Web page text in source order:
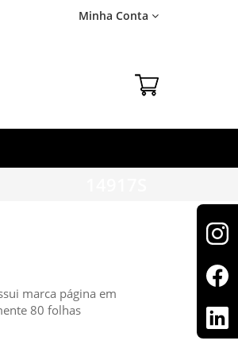
Minha Conta
marca página em
80 folhas